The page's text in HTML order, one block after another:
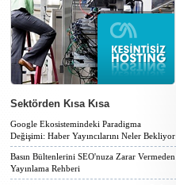
Sektörden Kısa Kısa
Google Ekosistemindeki Paradigma
Değişimi: Haber Yayıncılarını Neler Bekliyor
Basın Bültenlerini SEO'nuza Zarar Vermeden
Yayınlama Rehberi